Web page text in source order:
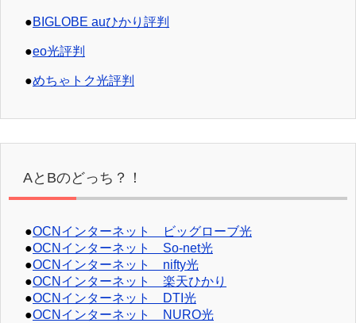
●BIGLOBE auひかり評判
●eo光評判
●めちゃトク光評判
AとBのどっち？！
●OCNインターネット ビッグローブ光
●OCNインターネット So-net光
●OCNインターネット nifty光
●OCNインターネット 楽天ひかり
●OCNインターネット DTI光
●OCNインターネット NURO光